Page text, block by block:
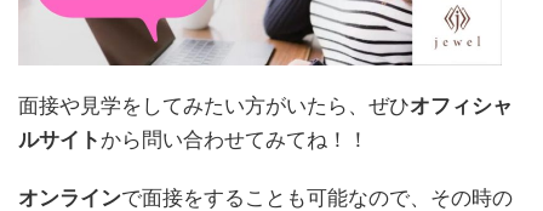
面接や見学をしてみたい方がいたら、ぜひオフィシャ
ルサイト から問い合わせてみてね！！
オンラインで面接をすることも可能なので、その時の